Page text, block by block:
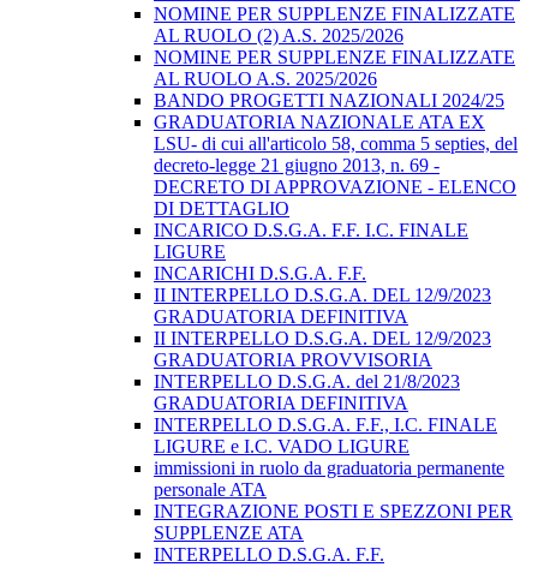
NOMINE PER SUPPLENZE FINALIZZATE
AL RUOLO (2) A.S. 2025/2026
NOMINE PER SUPPLENZE FINALIZZATE
AL RUOLO A.S. 2025/2026
BANDO PROGETTI NAZIONALI 2024/25
GRADUATORIA NAZIONALE ATA EX
LSU- di cui all'articolo 58, comma 5 septies, del
decreto-legge 21 giugno 2013, n. 69 -
DECRETO DI APPROVAZIONE - ELENCO
DI DETTAGLIO
INCARICO D.S.G.A. F.F. I.C. FINALE
LIGURE
INCARICHI D.S.G.A. F.F.
II INTERPELLO D.S.G.A. DEL 12/9/2023
GRADUATORIA DEFINITIVA
II INTERPELLO D.S.G.A. DEL 12/9/2023
GRADUATORIA PROVVISORIA
INTERPELLO D.S.G.A. del 21/8/2023
GRADUATORIA DEFINITIVA
INTERPELLO D.S.G.A. F.F., I.C. FINALE
LIGURE e I.C. VADO LIGURE
immissioni in ruolo da graduatoria permanente
personale ATA
INTEGRAZIONE POSTI E SPEZZONI PER
SUPPLENZE ATA
INTERPELLO D.S.G.A. F.F.